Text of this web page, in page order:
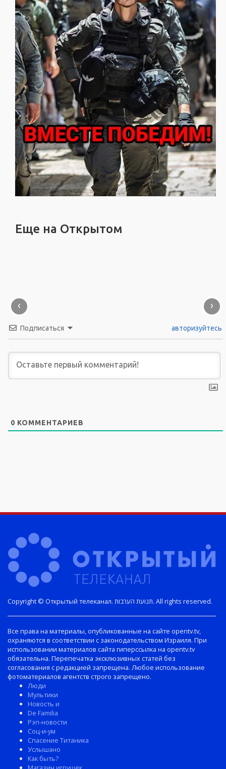
Еще на Открытом
‹ ›
Подписаться авторизуйтесь
0 КОММЕНТАРИЕВ
Copyright © Открытый телеканал. תנועת הערבות. All rights reserved.
Все права на материалы, опубликованные на сайте opentv.tv,
охраняются в соответствии с законодательством Израиля. При
использовании материалов сайта гиперссылка на opentv.tv
обязательна. Перепечатка эксклюзивных статей без
согласования с редакцией запрещена. Любое использование
фотоматериалов агентств строго запрещено.
Люди
Мультики
Новость и
De Familia
Рэп-новости
Соц-и-ум
Спасение Титаника
Услышано
Как быть?